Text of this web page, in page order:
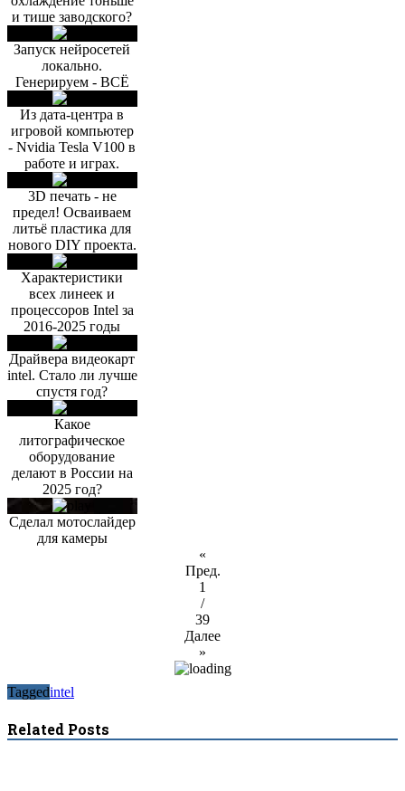
и тише заводского?
Запуск нейросетей
локально.
Генерируем - ВСЁ
Из дата-центра в
игровой компьютер
- Nvidia Tesla V100 в
работе и играх.
3D печать - не
предел! Осваиваем
литьё пластика для
нового DIY проекта.
Характеристики
всех линеек и
процессоров Intel за
2016-2025 годы
Драйвера видеокарт
intel. Стало ли лучше
спустя год?
Какое
литографическое
оборудование
делают в России на
2025 год?
Сделал мотослайдер
для камеры
«
Пред.
1
/
39
Далее
»
Taggedintel
Related Posts